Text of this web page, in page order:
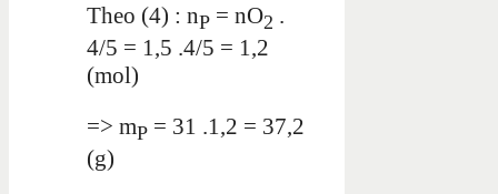
Theo (4) : nP = nO2 .
4/5 = 1,5 .4/5 = 1,2
(mol)
=> mP = 31 .1,2 = 37,2
(g)